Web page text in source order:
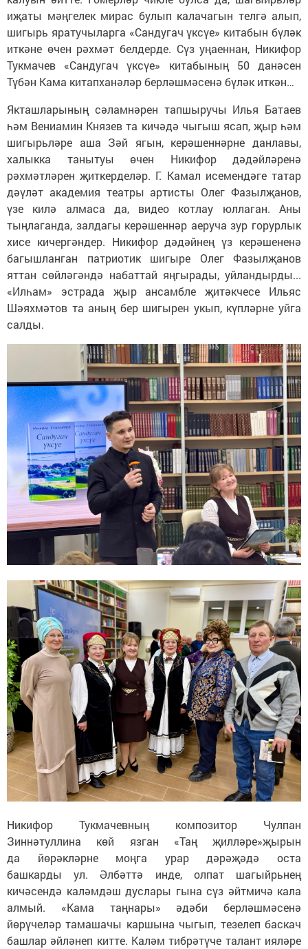
иҗаты мәңгелек мирас булып калачагын телгә алып,
шигырь яратучыларга «Сандугач үксүе» китабын бүләк
иткәне өчен рәхмәт белдерде. Сүз уңаеннан, Никифор
Тукмачев «Сандугач үксүе» китабының 50 данәсен
Түбән Кама китапханәләр берләшмәсенә бүләк иткән…
Якташларының сәламнәрен тапшыручы Илья Батаев
һәм Вениамин Князев та кичәдә чыгыш ясап, җыр һәм
шигырьләре аша Зәй ягын, керәшеннәрне данлавы,
халыкка танытуы өчен Никифор дәдәйләренә
рәхмәтләрен җиткерделәр. Г. Камал исемендәге татар
дәүләт академия театры артисты Олег Фазылҗанов,
үзе килә алмаса да, видео котлау юллаган. Аны
тыңлаганда, залдагы керәшеннәр аеруча зур горурлык
хисе кичергәндер. Никифор дәдәйнең үз керәшененә
багышланган патриотик шигыре Олег Фазылҗанов
яттан сөйләгәндә набаттай яңгырады, уйландырды...
«Илһам» эстрада җыр ансамбле җитәкчесе Ильяс
Шәяхмәтов та аның бер шигырен укып, күпләрне уйга
салды.
Никифор Тукмачевның композитор Чулпан
Зиннәтуллина көй язган «Таң җилләре»җырын
да йөрәкләрне моңга урар дәрәҗәдә оста
башкарды ул. Әлбәттә инде, олпат шагыйрьнең
кичәсендә каләмдәш дуслары гына сүз әйтмичә кала
алмый. «Кама таңнары» әдәби берләшмәсенә
йөрүчеләр тамашачы каршына чыгып, тезелеп баскач
башлар әйләнеп китте. Каләм тибрәтүче талант ияләре